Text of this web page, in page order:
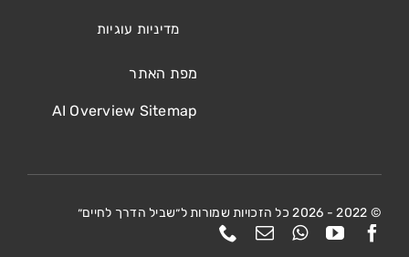
מדיניות עוגיות
מפת האתר
AI Overview Sitemap
© 2022 - 2026 כל הזכויות שמורות ל״שביל הדרך לחיים״